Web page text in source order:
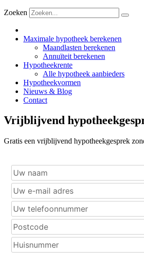
Zoeken
Maximale hypotheek berekenen
Maandlasten berekenen
Annuïteit berekenen
Hypotheekrente
Alle hypotheek aanbieders
Hypotheekvormen
Nieuws & Blog
Contact
Vrijblijvend
Gratis een vrijblijvend hypotheekgesprek